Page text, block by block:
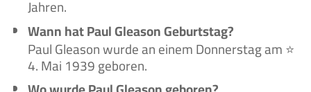
Jahren.
Wann hat Paul Gleason Geburtstag?
Paul Gleason wurde an einem Donnerstag am ⭐
4. Mai 1939 geboren.